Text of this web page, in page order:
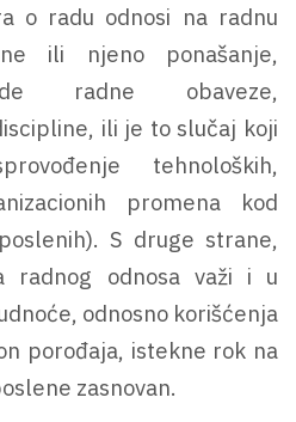
o radu odnosi na radnu
ili njeno ponašanje,
radne obaveze,
ili je to slučaj koji
tehnoloških,
promena kod
S druge strane,
radnog odnosa važi i u
odnosno korišćenja
porođaja, istekne rok na
zasnovan.